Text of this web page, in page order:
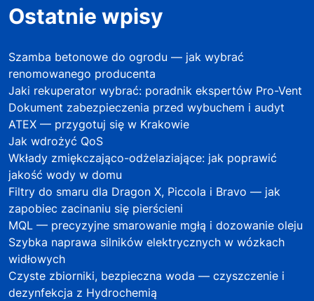
Ostatnie wpisy
Szamba betonowe do ogrodu — jak wybrać
renomowanego producenta
Jaki rekuperator wybrać: poradnik ekspertów Pro-Vent
Dokument zabezpieczenia przed wybuchem i audyt
ATEX — przygotuj się w Krakowie
Jak wdrożyć QoS
Wkłady zmiękczająco-odżelaziające: jak poprawić
jakość wody w domu
Filtry do smaru dla Dragon X, Piccola i Bravo — jak
zapobiec zacinaniu się pierścieni
MQL — precyzyjne smarowanie mgłą i dozowanie oleju
Szybka naprawa silników elektrycznych w wózkach
widłowych
Czyste zbiorniki, bezpieczna woda — czyszczenie i
dezynfekcja z Hydrochemią